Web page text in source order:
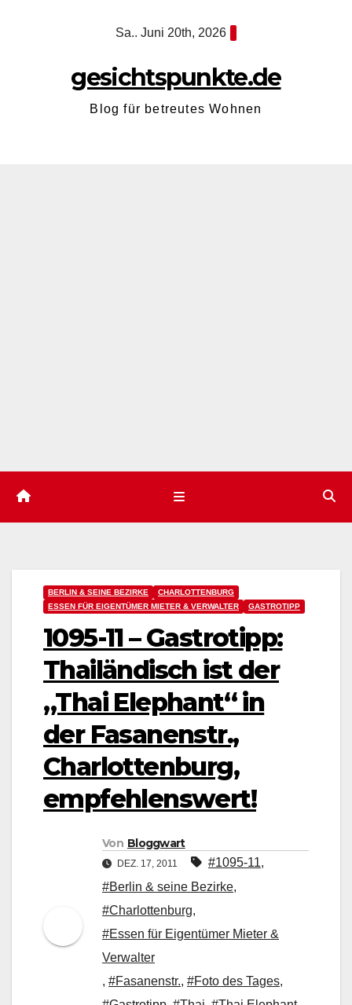
Sa.. Juni 20th, 2026
gesichtspunkte.de
Blog für betreutes Wohnen
BERLIN & SEINE BEZIRKE
CHARLOTTENBURG
ESSEN FÜR EIGENTÜMER MIETER & VERWALTER
GASTROTIPP
1095-11 – Gastrotipp:
Thailändisch ist der
„Thai Elephant“ in
der Fasanenstr.,
Charlottenburg,
empfehlenswert!
Von Bloggwart
DEZ. 17, 2011 #1095-11,
#Berlin & seine Bezirke,
#Charlottenburg,
#Essen für Eigentümer Mieter &
Verwalter
, #Fasanenstr., #Foto des Tages,